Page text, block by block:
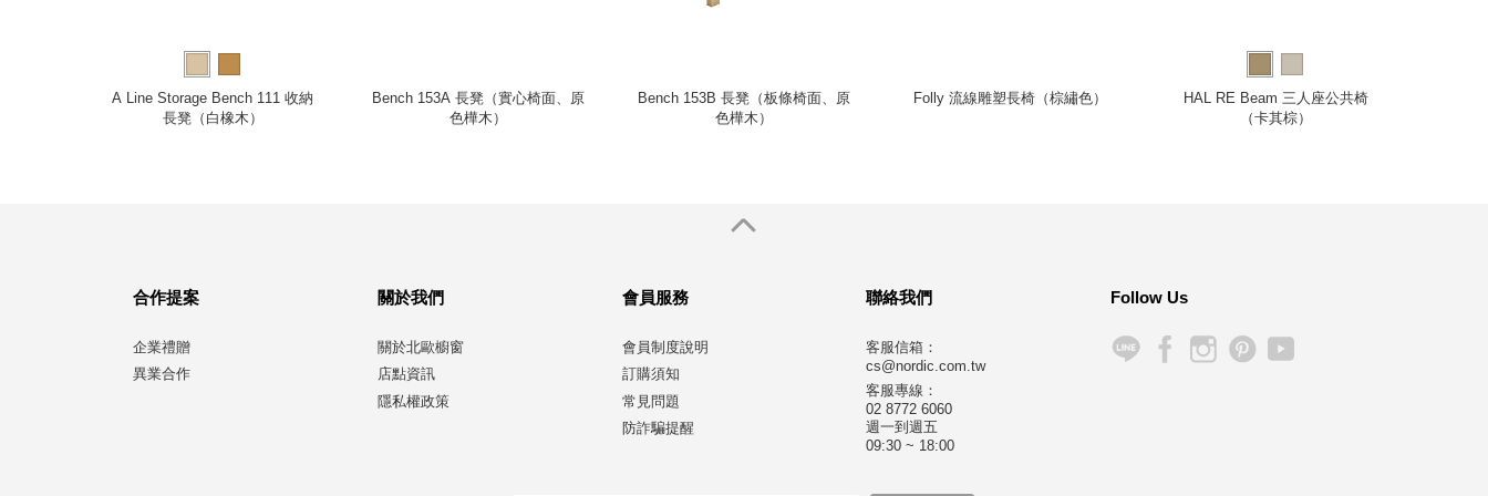
A Line Storage Bench 111 收納
長凳（白橡木）
Bench 153A 長凳（實心椅面、原
色樺木）
Bench 153B 長凳（板條椅面、原
色樺木）
Folly 流線雕塑長椅（棕繡色）
HAL RE Beam 三人座公共椅
（卡其棕）
合作提案
企業禮贈
異業合作
關於我們
關於北歐櫥窗
店點資訊
隱私權政策
會員服務
會員制度說明
訂購須知
常見問題
防詐騙提醒
聯絡我們
客服信箱：
cs@nordic.com.tw
客服專線：
02 8772 6060
週一到週五
09:30 ~ 18:00
Follow Us